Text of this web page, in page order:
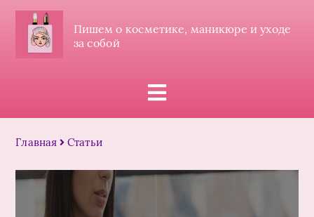
Пишем о косметике, маникюре и уходе
за собой
Главная Статьи